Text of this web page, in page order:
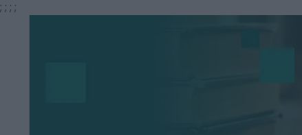
; ; ; ;